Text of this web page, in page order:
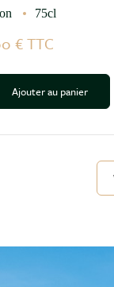
75cl
€TTC
la quantité
Ajouter au panier